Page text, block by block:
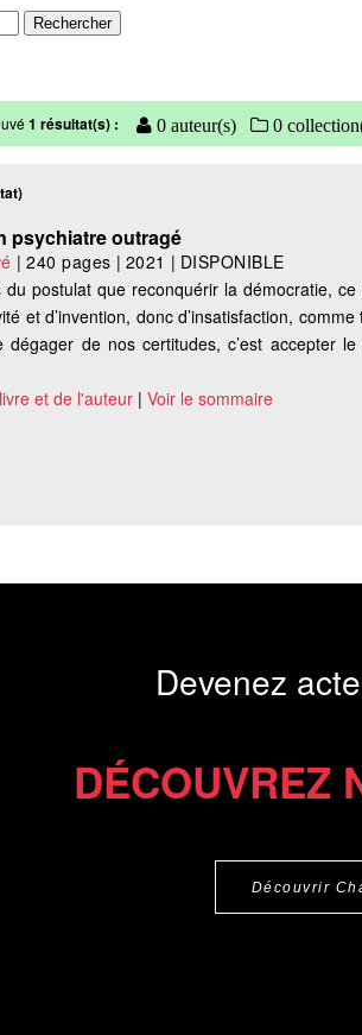
1 résultat(s) : 0 auteur(s) 0
psychiatre outragé
|240 pages | 2021 | DISPONIBLE
du postulat que reconquérir la démocratie,
et d’invention, donc d’insatisfaction,
de nos certitudes, c’est accepter
et de l'auteur |Voir le sommaire
Devenez
DÉCOUVREZ
Découvrir